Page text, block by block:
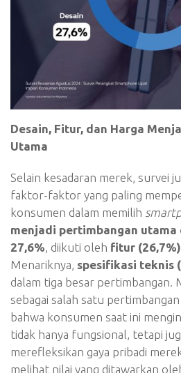
Desain, Fitur, dan Harga
Utama
Selain kesadaran merek, survei
faktor-faktor yang paling
konsumen dalam memilih
menjadi pertimbangan utama
27,6%, diikuti oleh fitur (26,7%)
Menariknya, spesifikasi teknis
dalam tiga besar pertimbangan.
sebagai salah satu
bahwa konsumen saat ini
tidak hanya fungsional, tetapi
merefleksikan gaya pribadi
melihat nilai yang ditawarkan